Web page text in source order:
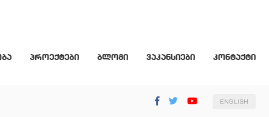
პროექტები ბლოგი ვაკანსიები კონტაქტი
ENGLISH